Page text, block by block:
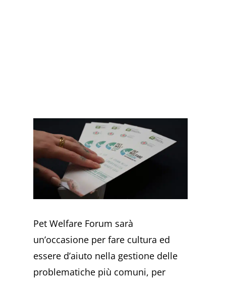
Pet Welfare Forum sarà
un’occasione per fare cultura ed
essere d’aiuto nella gestione delle
problematiche più comuni, per